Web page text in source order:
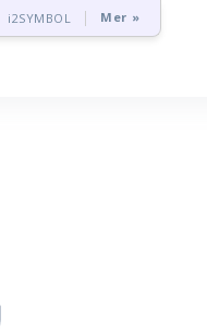
i2SYMBOL Mer »